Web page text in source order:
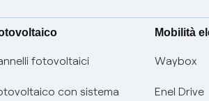
fotovoltaici
con sistema
Mobilità
Waybox
Enel Drive